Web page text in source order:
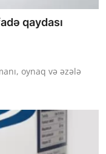
qaydası
oynaq və əzələ